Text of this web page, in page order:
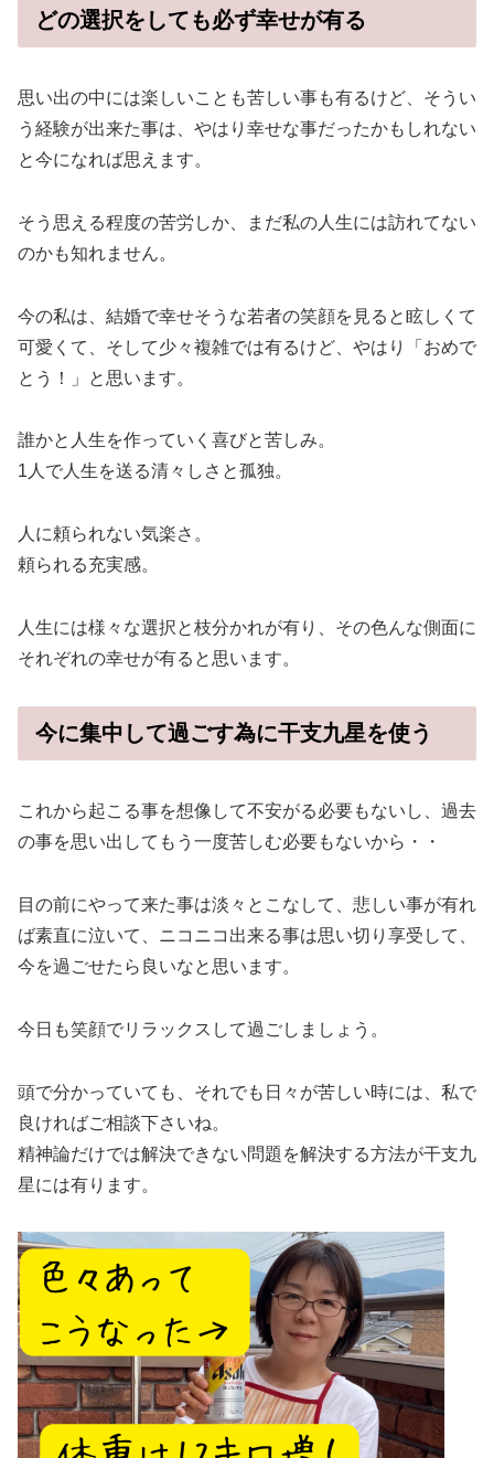
どの選択をしても必ず幸せが有る
思い出の中には楽しいことも苦しい事も有るけど、そうい
う経験が出来た事は、やはり幸せな事だったかもしれない
と今になれば思えます。
そう思える程度の苦労しか、まだ私の人生には訪れてない
のかも知れません。
今の私は、結婚で幸せそうな若者の笑顔を見ると眩しくて
可愛くて、そして少々複雑では有るけど、やはり「おめで
とう！」と思います。
誰かと人生を作っていく喜びと苦しみ。
1人で人生を送る清々しさと孤独。
人に頼られない気楽さ。
頼られる充実感。
人生には様々な選択と枝分かれが有り、その色んな側面に
それぞれの幸せが有ると思います。
今に集中して過ごす為に干支九星を使う
これから起こる事を想像して不安がる必要もないし、過去
の事を思い出してもう一度苦しむ必要もないから・・
目の前にやって来た事は淡々とこなして、悲しい事が有れ
ば素直に泣いて、ニコニコ出来る事は思い切り享受して、
今を過ごせたら良いなと思います。
今日も笑顔でリラックスして過ごしましょう。
頭で分かっていても、それでも日々が苦しい時には、私で
良ければご相談下さいね。
精神論だけでは解決できない問題を解決する方法が干支九
星には有ります。